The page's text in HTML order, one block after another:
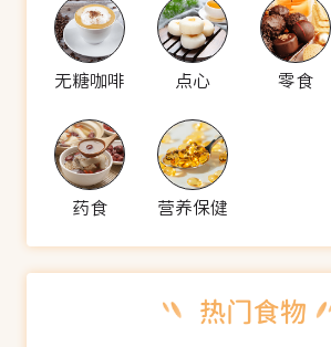
无糖咖啡 点心 零食
药食 营养保健